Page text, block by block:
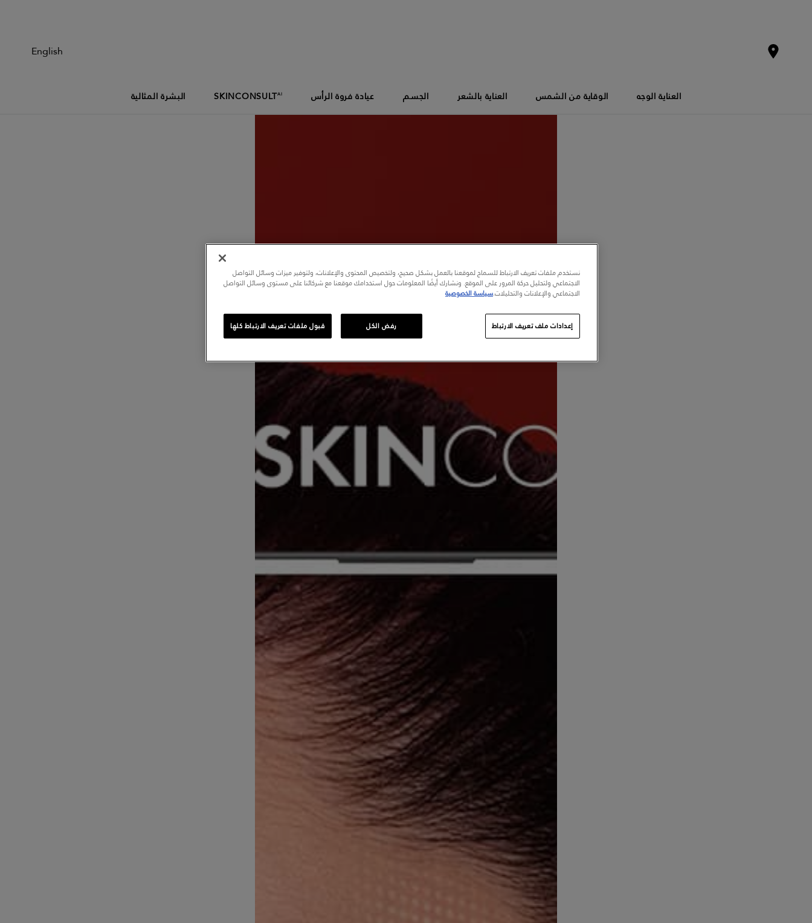
English
العناية الوجه الوقاية من الشمس العناية بالشعر الجسم عيادة فروة الرأس SKINCONSULTAI البشرة المثالية
نستخدم ملفات تعريف الارتباط للسماح لموقعنا بالعمل بشكل صحيح، ولتخصيص المحتوى والإعلانات، ولتوفير ميزات وسائل التواصل
الاجتماعي ولتحليل حركة المرور على الموقع. ونشارك أيضًا المعلومات حول استخدامك موقعنا مع شركائنا على مستوى وسائل التواصل
الاجتماعي والإعلانات والتحليلات.سياسة الخصوصية
إعدادات ملف تعريف الارتباط رفض الكل قبول ملفات تعريف الارتباط كلها